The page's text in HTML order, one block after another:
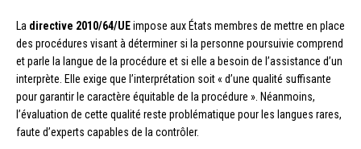
La directive 2010/64/UEimpose aux États membres de mettre en place
des procédures visant à déterminer si la personne poursuivie comprend
et parle la langue de la procédure et si elle a besoin de l’assistance d’un
interprète. Elle exige que l’interprétation soit « d’une qualité suffisante
pour garantir le caractère équitable de la procédure ». Néanmoins,
l’évaluation de cette qualité reste problématique pour les langues rares,
faute d’experts capables de la contrôler.